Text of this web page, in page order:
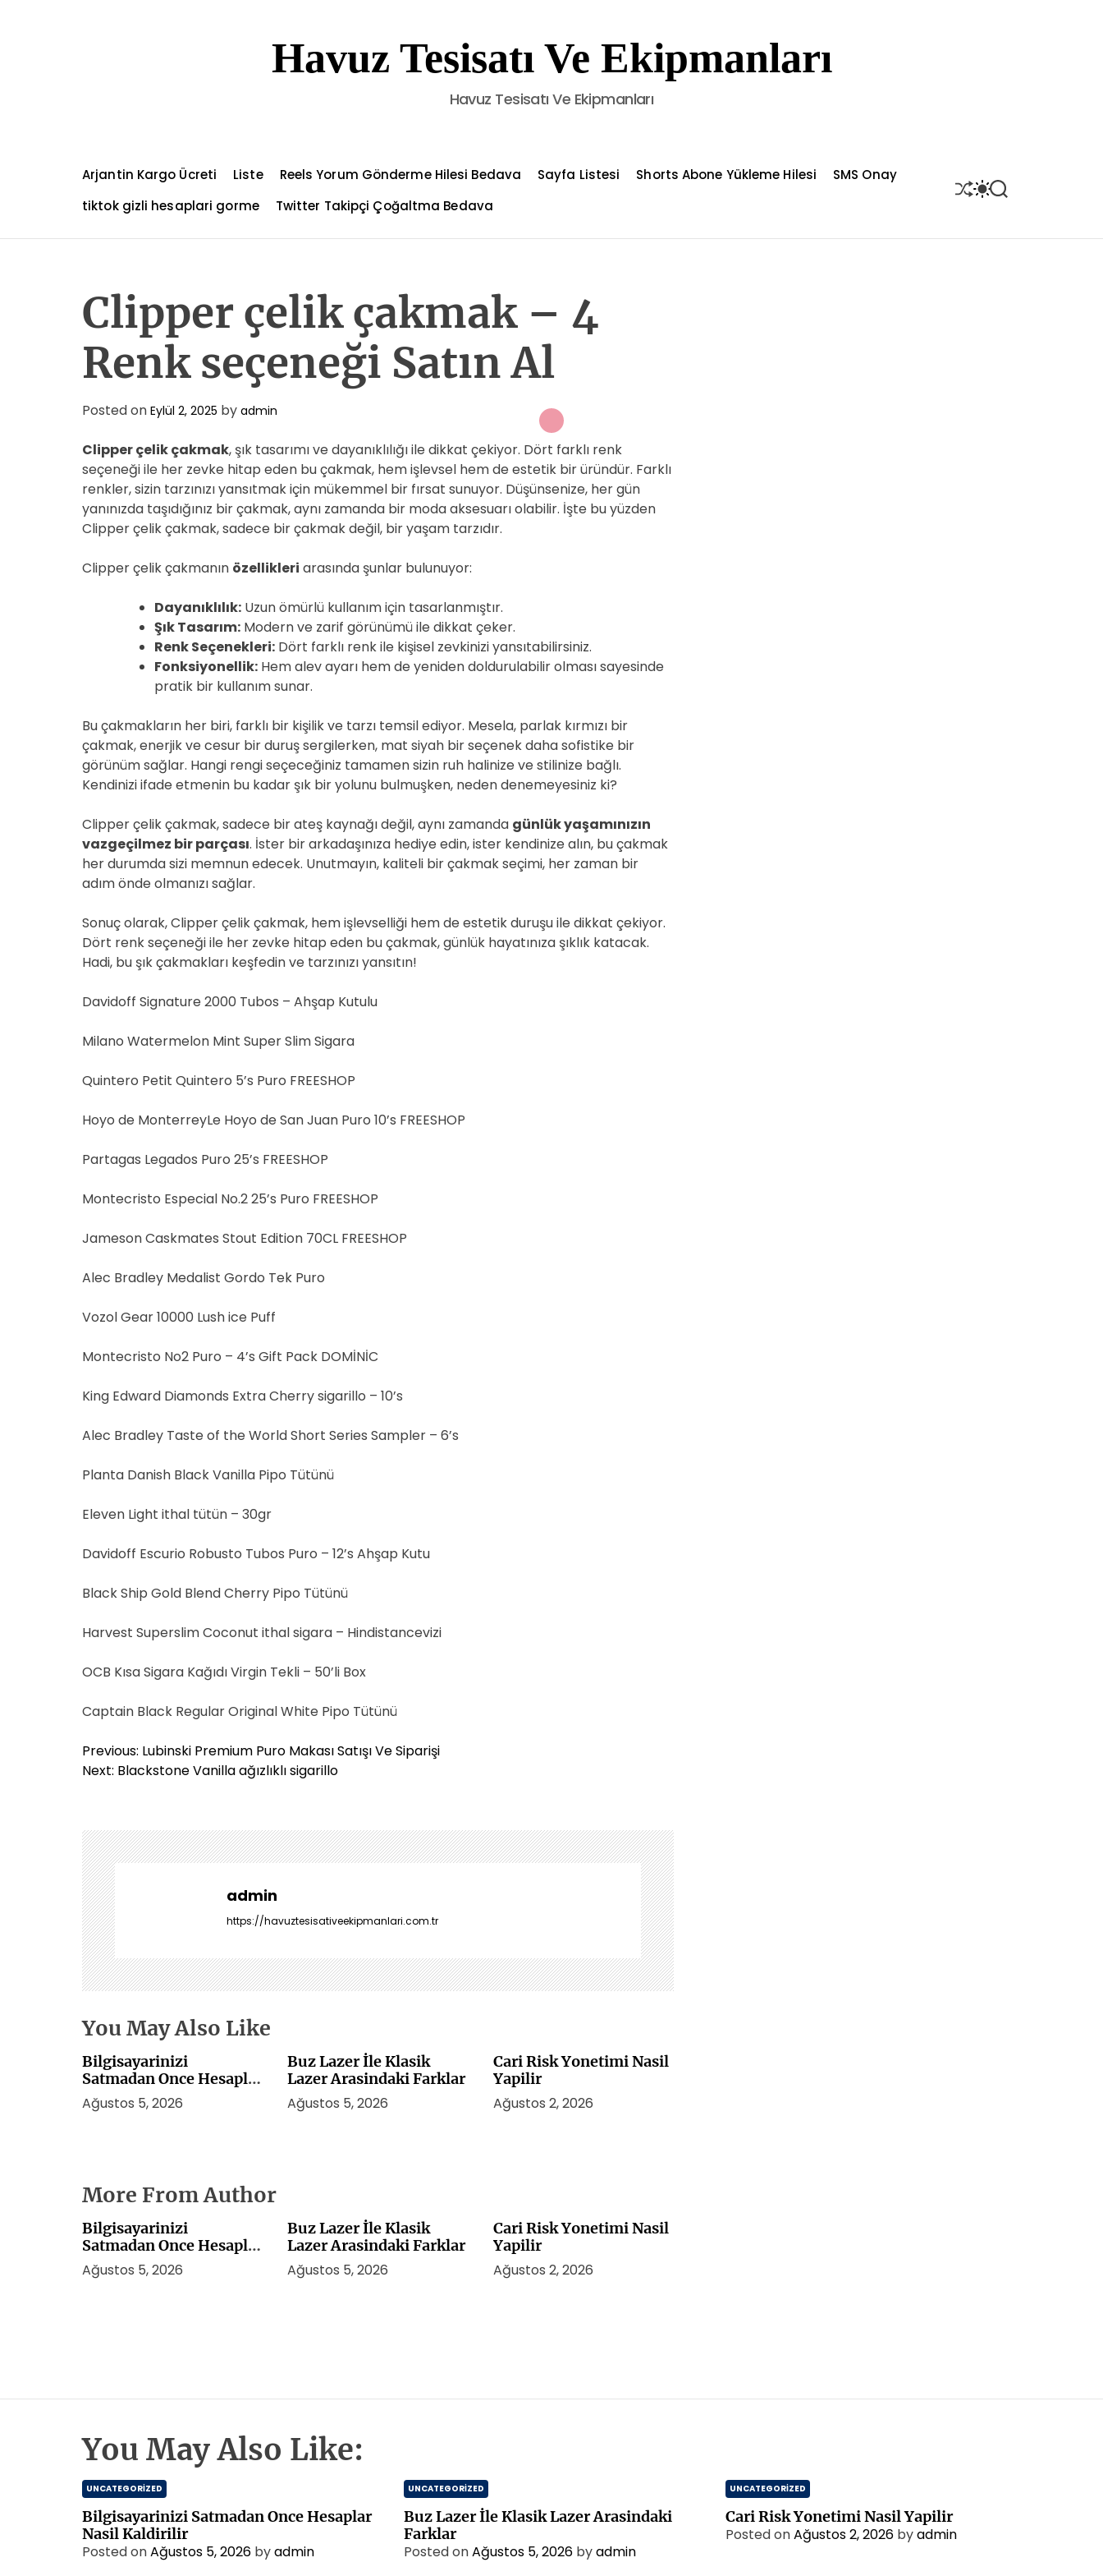
t
Havuz Tesisatı Ve Ekipmanları
Havuz Tesisatı Ve Ekipmanları
Arjantin Kargo Ücreti Liste Reels Yorum Gönderme Hilesi Bedava Sayfa Listesi Shorts Abone Yükleme Hilesi
SMS Onay
tiktok gizli hesaplari gorme
Twitter Takipçi Çoğaltma Bedava
S
H
S
W
S
E
Clipper çelik çakmak – 4
Renk seçeneği Satın Al
Posted on Eylül 2, 2025 by admin
Clipper çelik çakmak, şık tasarımı ve dayanıklılığı ile dikkat çekiyor. Dört farklı renk
seçeneği ile her zevke hitap eden bu çakmak, hem işlevsel hem de estetik bir üründür. Farklı
renkler, sizin tarzınızı yansıtmak için mükemmel bir fırsat sunuyor. Düşünsenize, her gün
yanınızda taşıdığınız bir çakmak, aynı zamanda bir moda aksesuarı olabilir. İşte bu yüzden
Clipper çelik çakmak, sadece bir çakmak değil, bir yaşam tarzıdır.
Clipper çelik çakmanın özellikleri arasında şunlar bulunuyor:
Dayanıklılık: Uzun ömürlü kullanım için tasarlanmıştır.
Şık Tasarım: Modern ve zarif görünümü ile dikkat çeker.
Renk Seçenekleri: Dört farklı renk ile kişisel zevkinizi yansıtabilirsiniz.
Fonksiyonellik: Hem alev ayarı hem de yeniden doldurulabilir olması sayesinde
pratik bir kullanım sunar.
Bu çakmakların her biri, farklı bir kişilik ve tarzı temsil ediyor. Mesela, parlak kırmızı bir
çakmak, enerjik ve cesur bir duruş sergilerken, mat siyah bir seçenek daha sofistike bir
görünüm sağlar. Hangi rengi seçeceğiniz tamamen sizin ruh halinize ve stilinize bağlı.
Kendinizi ifade etmenin bu kadar şık bir yolunu bulmuşken, neden denemeyesiniz ki?
Clipper çelik çakmak, sadece bir ateş kaynağı değil, aynı zamanda günlük yaşamınızın
vazgeçilmez bir parçası. İster bir arkadaşınıza hediye edin, ister kendinize alın, bu çakmak
her durumda sizi memnun edecek. Unutmayın, kaliteli bir çakmak seçimi, her zaman bir
adım önde olmanızı sağlar.
Sonuç olarak, Clipper çelik çakmak, hem işlevselliği hem de estetik duruşu ile dikkat çekiyor.
Dört renk seçeneği ile her zevke hitap eden bu çakmak, günlük hayatınıza şıklık katacak.
Hadi, bu şık çakmakları keşfedin ve tarzınızı yansıtın!
Davidoff Signature 2000 Tubos – Ahşap Kutulu
Milano Watermelon Mint Super Slim Sigara
Quintero Petit Quintero 5’s Puro FREESHOP
Hoyo de MonterreyLe Hoyo de San Juan Puro 10’s FREESHOP
Partagas Legados Puro 25’s FREESHOP
Montecristo Especial No.2 25’s Puro FREESHOP
Jameson Caskmates Stout Edition 70CL FREESHOP
Alec Bradley Medalist Gordo Tek Puro
Vozol Gear 10000 Lush ice Puff
Montecristo No2 Puro – 4’s Gift Pack DOMİNİC
King Edward Diamonds Extra Cherry sigarillo – 10’s
Alec Bradley Taste of the World Short Series Sampler – 6’s
Planta Danish Black Vanilla Pipo Tütünü
Eleven Light ithal tütün – 30gr
Davidoff Escurio Robusto Tubos Puro – 12’s Ahşap Kutu
Black Ship Gold Blend Cherry Pipo Tütünü
Harvest Superslim Coconut ithal sigara – Hindistancevizi
OCB Kısa Sigara Kağıdı Virgin Tekli – 50’li Box
Captain Black Regular Original White Pipo Tütünü
Y
a
g
e
z
i
n
m
e
s
i
Previous: Lubinski Premium Puro Makası Satışı Ve Siparişi
Next: Blackstone Vanilla ağızlıklı sigarillo
admin
https://havuztesisativeekipmanlari.com.tr
You May Also Like
Bilgisayarinizi
Satmadan Once Hesaplar
Nasil Kaldirilir
Ağustos 5, 2026
Buz Lazer İle Klasik
Lazer Arasindaki Farklar
Ağustos 5, 2026
Cari Risk Yonetimi Nasil
Yapilir
Ağustos 2, 2026
More From Author
Bilgisayarinizi
Satmadan Once Hesaplar
Nasil Kaldirilir
Ağustos 5, 2026
Buz Lazer İle Klasik
Lazer Arasindaki Farklar
Ağustos 5, 2026
Cari Risk Yonetimi Nasil
Yapilir
Ağustos 2, 2026
You May Also Like:
UNCATEGORIZED
Bilgisayarinizi Satmadan Once Hesaplar
Nasil Kaldirilir
Posted onAğustos 5, 2026 byadmin
UNCATEGORIZED
Buz Lazer İle Klasik Lazer Arasindaki
Farklar
Posted onAğustos 5, 2026 byadmin
UNCATEGORIZED
Cari Risk Yonetimi Nasil Yapilir
Posted onAğustos 2, 2026 byadmin